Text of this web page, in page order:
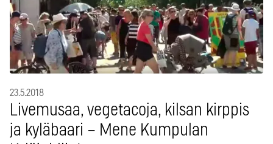
23.5.2018
Livemusaa, vegetacoja, kilsan kirppis
ja kyläbaari – Mene Kumpulan